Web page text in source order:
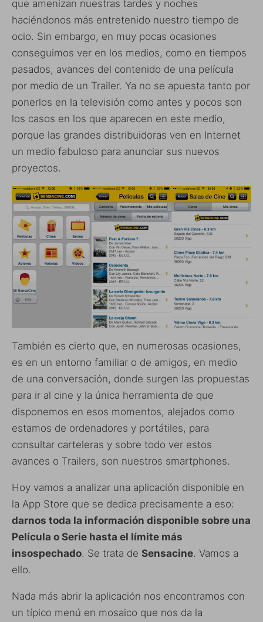
que amenizan nuestras tardes y noches
haciéndonos más entretenido nuestro tiempo de
ocio. Sin embargo, en muy pocas ocasiones
conseguimos ver en los medios, como en tiempos
pasados, avances del contenido de una película
por medio de un Trailer. Ya no se apuesta tanto por
ponerlos en la televisión como antes y pocos son
los casos en los que aparecen en este medio,
porque las grandes distribuidoras ven en Internet
un medio fabuloso para anunciar sus nuevos
proyectos.
También es cierto que, en numerosas ocasiones,
es en un entorno familiar o de amigos, en medio
de una conversación, donde surgen las propuestas
para ir al cine y la única herramienta de que
disponemos en esos momentos, alejados como
estamos de ordenadores y portátiles, para
consultar carteleras y sobre todo ver estos
avances o Trailers, son nuestros smartphones.
Hoy vamos a analizar una aplicación disponible en
la App Store que se dedica precisamente a eso:
darnos toda la información disponible sobre una
Película o Serie hasta el límite más
insospechado. Se trata de Sensacine. Vamos a
ello.
Nada más abrir la aplicación nos encontramos con
un típico menú en mosaico que nos da la